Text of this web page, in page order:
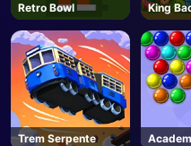
Retro Bowl
King
Trem Serpente